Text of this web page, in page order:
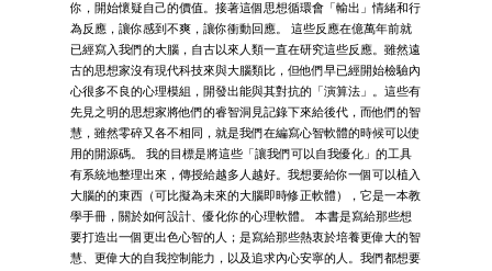
你，開始懷疑自己的價值。接著這個思想循環會「輸出」情緒和行
為反應，讓你感到不爽，讓你衝動回應。 這些反應在億萬年前就
已經寫入我們的大腦，自古以來人類一直在研究這些反應。雖然遠
古的思想家沒有現代科技來與大腦類比，但他們早已經開始檢驗內
心很多不良的心理模組，開發出能與其對抗的「演算法」。這些有
先見之明的思想家將他們的睿智洞見記錄下來給後代，而他們的智
慧，雖然零碎又各不相同，就是我們在編寫心智軟體的時候可以使
用的開源碼。 我的目標是將這些「讓我們可以自我優化」的工具
有系統地整理出來，傳授給越多人越好。我想要給你一個可以植入
大腦的的東西（可比擬為未來的大腦即時修正軟體），它是一本教
學手冊，關於如何設計、優化你的心理軟體。 本書是寫給那些想
要打造出一個更出色心智的人；是寫給那些熱衷於培養更偉大的智
慧、更偉大的自我控制能力，以及追求內心安寧的人。我們都想要